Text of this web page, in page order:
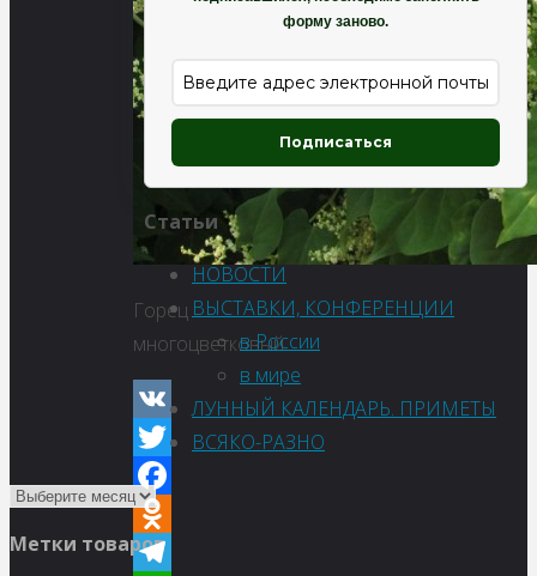
Горец
многоцветковый
VK
Twitter
Facebook
Odnoklassniki
форму заново.
Подписаться
Статьи
НОВОСТИ
ВЫСТАВКИ, КОНФЕРЕНЦИИ
в России
в мире
ЛУННЫЙ КАЛЕНДАРЬ. ПРИМЕТЫ
ВСЯКО-РАЗНО
Метки товаров